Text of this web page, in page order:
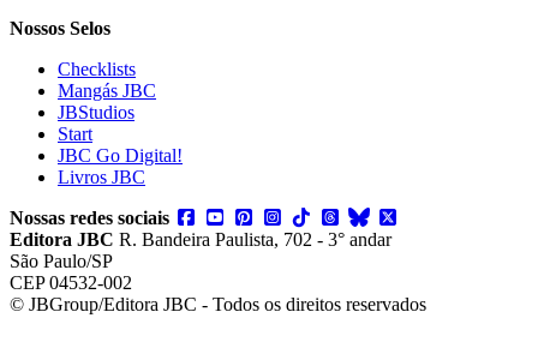
Nossos Selos
Checklists
Mangás JBC
JBStudios
Start
JBC Go Digital!
Livros JBC
Nossas redes sociais
Editora JBC R. Bandeira Paulista, 702 - 3° andar
São Paulo/SP
CEP 04532-002
© JBGroup/Editora JBC - Todos os direitos reservados